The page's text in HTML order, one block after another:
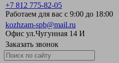
+7 812 775-82-05
Работаем для вас с 9:00 до 18:00
kozhzam-spb@mail.ru
Офис ул.Чугунная 14 И
Заказать звонок